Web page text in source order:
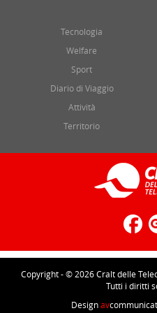
Tecnologia
Welfare
Sport
Diario di Viaggio
Attività
Territorio
Copyright - © 2026 Cralt delle
Tutti i diritti
Designav